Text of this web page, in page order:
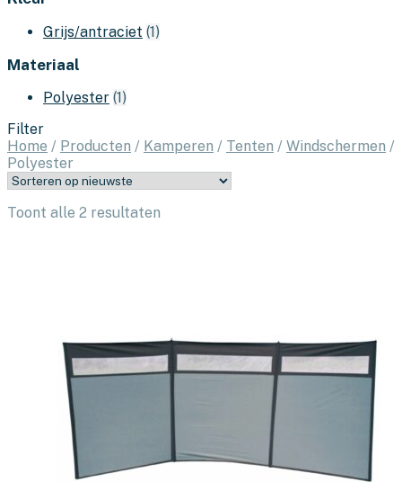
Grijs/antraciet (1)
Materiaal
Polyester (1)
Filter
Home / Producten / Kamperen / Tenten / Windschermen /
Polyester
Toont alle 2 resultaten